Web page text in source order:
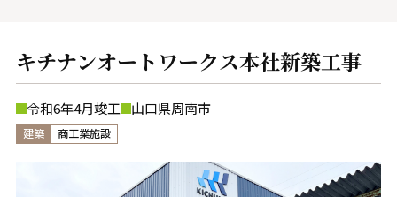
キチナンオートワークス本社新築工事
令和6年4月竣工 山口県周南市
建築 商工業施設